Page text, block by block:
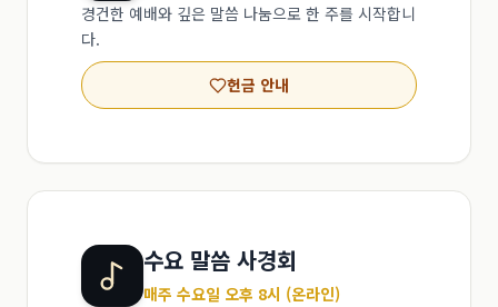
경건한 예배와 깊은 말씀 나눔으로 한 주를 시작합니
다.
헌금 안내
수요 말씀 사경회
매주 수요일 오후 8시 (온라인)